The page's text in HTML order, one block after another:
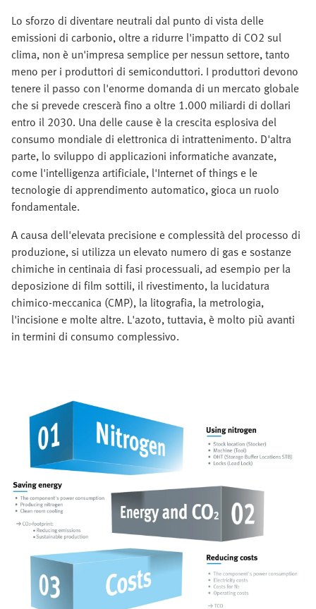
Lo sforzo di diventare neutrali dal punto di vista delle
emissioni di carbonio, oltre a ridurre l'impatto di CO2 sul
clima, non è un'impresa semplice per nessun settore, tanto
meno per i produttori di semiconduttori. I produttori devono
tenere il passo con l'enorme domanda di un mercato globale
che si prevede crescerà fino a oltre 1.000 miliardi di dollari
entro il 2030. Una delle cause è la crescita esplosiva del
consumo mondiale di elettronica di intrattenimento. D'altra
parte, lo sviluppo di applicazioni informatiche avanzate,
come l'intelligenza artificiale, l'Internet of things e le
tecnologie di apprendimento automatico, gioca un ruolo
fondamentale.
A causa dell'elevata precisione e complessità del processo di
produzione, si utilizza un elevato numero di gas e sostanze
chimiche in centinaia di fasi processuali, ad esempio per la
deposizione di film sottili, il rivestimento, la lucidatura
chimico-meccanica (CMP), la litografia, la metrologia,
l'incisione e molte altre. L'azoto, tuttavia, è molto più avanti
in termini di consumo complessivo.